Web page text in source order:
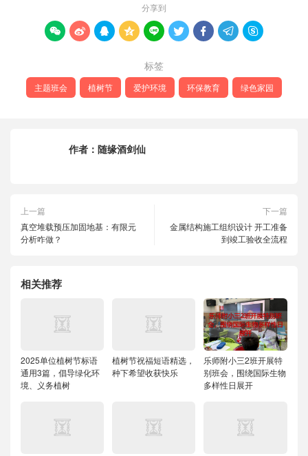
分享到
        
标签
主题班会 植树节 爱护环境 环保教育 绿色家园
作者： 随缘酒剑仙
上一篇
真空堆载预压加固地基：有限元
分析咋做？
下一篇
金属结构施工组织设计 开工准备
到竣工验收全流程
相关推荐
2025单位植树节标语
通用3篇，倡导绿化环
境、义务植树
植树节祝福短语精选，
种下希望收获快乐
乐师附小三2班开展特
别班会，围绕国际生物
多样性日展开